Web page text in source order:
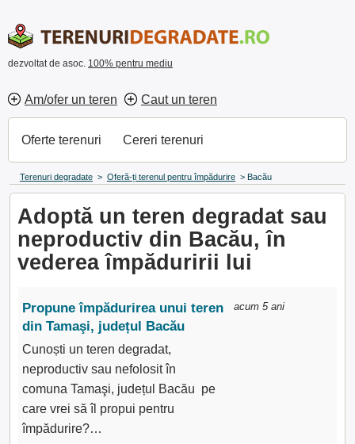
dezvoltat de asoc. 100% pentru mediu
Am/ofer un teren Caut un teren
Oferte terenuri Cereri terenuri
Terenuri degradate > Oferă-ți terenul pentru împădurire > Bacău
Adoptă un teren degradat sau
neproductiv din Bacău, în
vederea împăduririi lui
Propune împădurirea unui teren
din Tamaşi, județul Bacău
Cunoști un teren degradat,
neproductiv sau nefolosit în
comuna Tamaşi, județul Bacău pe
care vrei să îl propui pentru
împădurire?…
acum 5 ani